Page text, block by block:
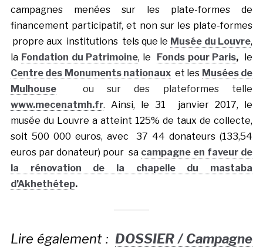
campagnes menées sur les plate-formes de
financement participatif, et non sur les plate-formes
propre aux institutions tels que le Musée du Louvre,
la Fondation du Patrimoine, le Fonds pour Paris, le
Centre des Monuments nationaux et les Musées de
Mulhouseou sur des plateformes telle
www.mecenatmh.fr. Ainsi, le 31 janvier 2017, le
musée du Louvre a atteint 125% de taux de collecte,
soit 500 000 euros, avec 37 44 donateurs (133,54
euros par donateur) pour sa campagne en faveur de
la rénovation de la chapelle du mastaba
d’Akhethétep.
Lire également : DOSSIER / Campagne